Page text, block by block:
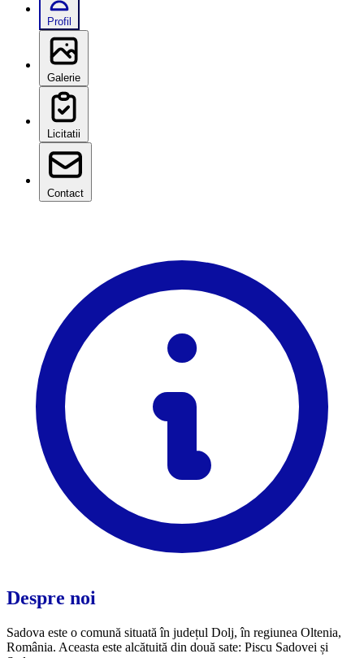
Profil
Galerie
Licitatii
Contact
Despre noi
Sadova este o comună situată în județul Dolj, în regiunea Oltenia,
România. Aceasta este alcătuită din două sate: Piscu Sadovei și